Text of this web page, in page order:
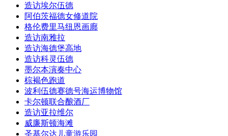
造访埃尔伍德
阿伯茨福德女修道院
格伦费里马纽恩画廊
造访南雅拉
造访海德堡高地
造访科灵伍德
墨尔本演奏中心
棕褐色跑道
波利伍德赛德号海运博物馆
卡尔顿联合酿酒厂
造访亚拉维尔
威廉斯顿海滩
圣基尔达儿童游乐园